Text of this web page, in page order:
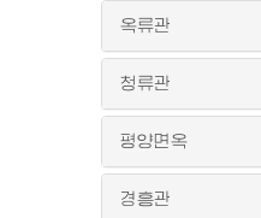
옥류관
청류관
평양면옥
경흥관